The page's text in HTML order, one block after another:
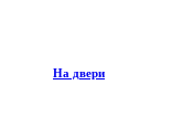
На двери